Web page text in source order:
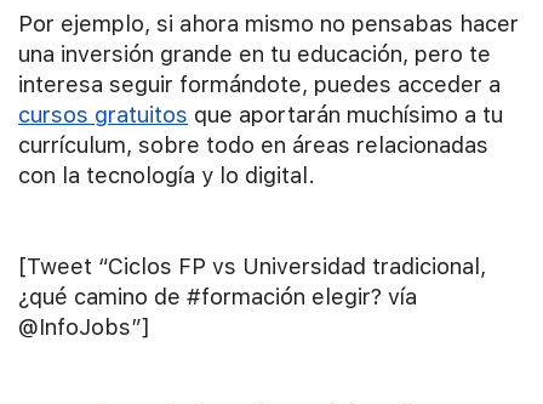
Por ejemplo, si ahora mismo no pensabas hacer
una inversión grande en tu educación, pero te
interesa seguir formándote, puedes acceder a
cursos gratuitos que aportarán muchísimo a tu
currículum, sobre todo en áreas relacionadas
con la tecnología y lo digital.
[Tweet “Ciclos FP vs Universidad tradicional,
¿qué camino de #formación elegir? vía
@InfoJobs”]